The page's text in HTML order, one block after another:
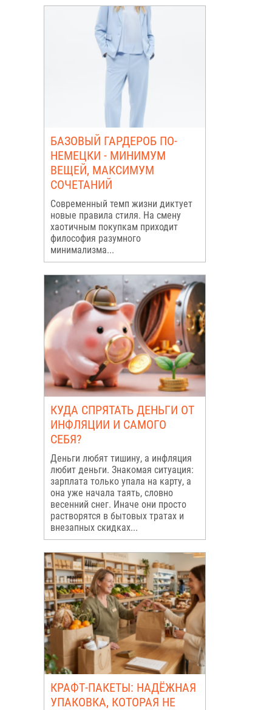
БАЗОВЫЙ ГАРДЕРОБ ПО-
НЕМЕЦКИ - МИНИМУМ
ВЕЩЕЙ, МАКСИМУМ
СОЧЕТАНИЙ
Современный темп жизни диктует
новые правила стиля. На смену
хаотичным покупкам приходит
философия разумного
минимализма...
КУДА СПРЯТАТЬ ДЕНЬГИ ОТ
ИНФЛЯЦИИ И САМОГО
СЕБЯ?
Деньги любят тишину, а инфляция
любит деньги. Знакомая ситуация:
зарплата только упала на карту, а
она уже начала таять, словно
весенний снег. Иначе они просто
растворятся в бытовых тратах и
внезапных скидках...
КРАФТ-ПАКЕТЫ: НАДЁЖНАЯ
УПАКОВКА, КОТОРАЯ НЕ